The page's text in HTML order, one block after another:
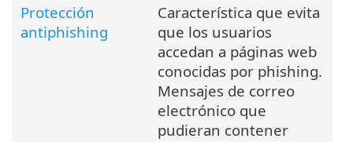
Protección
antiphishing
Característica que evita
que los usuarios
accedan a páginas web
conocidas por phishing.
Mensajes de correo
electrónico que
pudieran contener